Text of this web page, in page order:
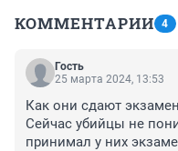
КОММЕНТАРИИ 4
Гость
25 марта 2024, 13:53
Как они сдают
Сейчас убийцы не
принимал у них